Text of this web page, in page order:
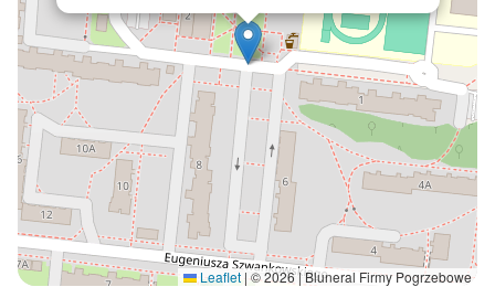
Leaflet|© 2026 | Bluneral Firmy Pogrzebowe